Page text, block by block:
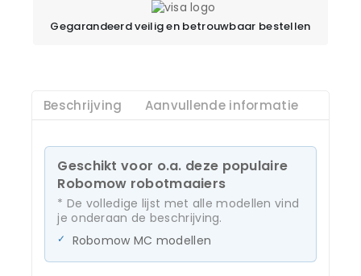
Gegarandeerd veilig en betrouwbaar bestellen
Beschrijving Aanvullende informatie
Geschikt voor o.a. deze populaire
Robomow robotmaaiers
* De volledige lijst met alle modellen vind
je onderaan de beschrijving.
Robomow MC modellen